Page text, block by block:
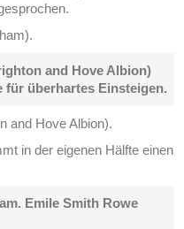
and Hove Albion)
für überhartes Einsteigen.
and Hove Albion).
in der eigenen Hälfte einen
Emile Smith Rowe